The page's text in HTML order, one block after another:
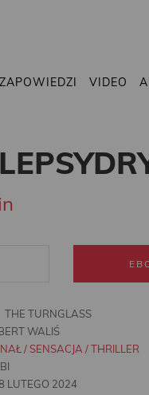
ZAPOWIEDZI VIDEO
THE TURNGLASS
WALIŚ
/ SENSACJA / THRILLER
LUTEGO 2024